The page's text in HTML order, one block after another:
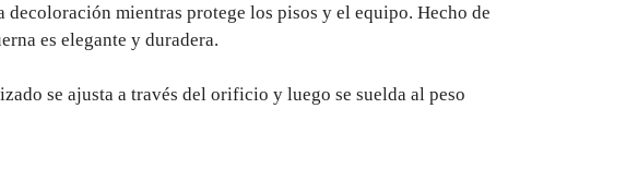
mientras protege los pisos y el equipo. Hecho de
es elegante y duradera.
se ajusta a través del orificio y luego se suelda al peso